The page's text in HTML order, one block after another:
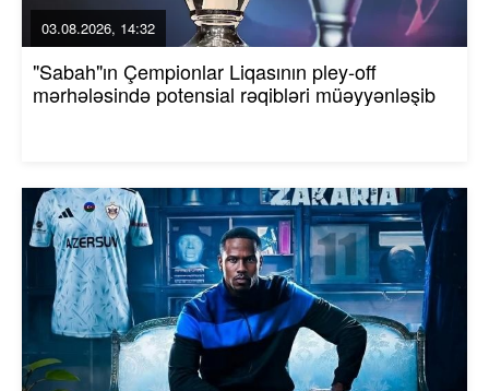
03.08.2026, 14:32
"Sabah"ın Çempionlar Liqasının pley-off
mərhələsində potensial rəqibləri müəyyənləşib